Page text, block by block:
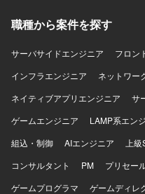
向けモバイルアプリ開発環
開発が想定されます）。
職種から案件を探す
サーバサイドエンジニア
フロン
インフラエンジニア
ネットワー
ネイティブアプリエンジニア
サ
ゲームエンジニア
LAMP系エン
組込・制御
AIエンジニア 上
コンサルタント
PM プリセー
ゲームプログラマ
ゲームディレ